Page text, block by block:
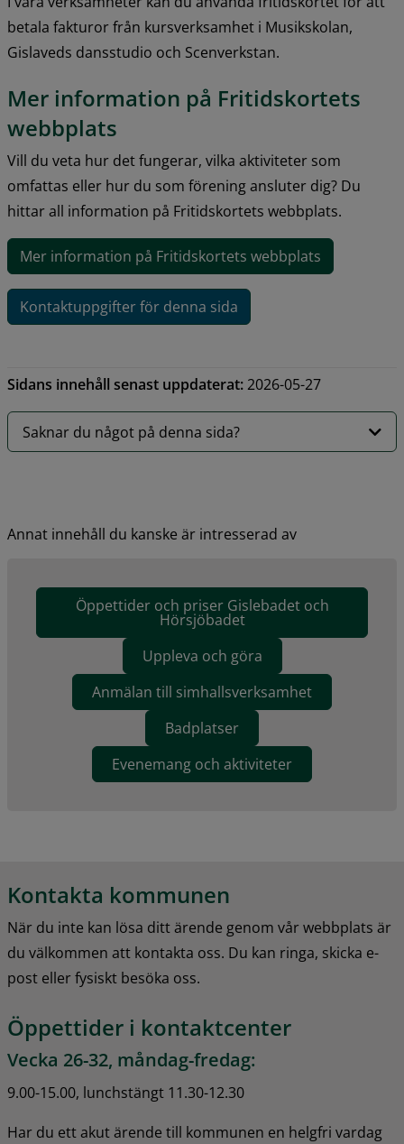
betala fakturor från kursverksamhet i Musikskolan,
Gislaveds dansstudio och Scenverkstan.
Mer information på Fritidskortets
webbplats
Vill du veta hur det fungerar, vilka aktiviteter som
omfattas eller hur du som förening ansluter dig? Du
hittar all information på Fritidskortets webbplats.
Mer information på Fritidskortets webbplats
(länk till annan webbplats)
Kontaktuppgifter för denna sida
Sidans innehåll senast uppdaterat:2026-05-27
Saknar du något på denna sida?
Annat innehåll du kanske är intresserad av
Öppettider och priser Gislebadet och
Hörsjöbadet
Uppleva och göra
Anmälan till simhallsverksamhet
Badplatser
Evenemang och aktiviteter
Kontakta kommunen
När du inte kan lösa ditt ärende genom vår webbplats är
du välkommen att kontakta oss. Du kan ringa, skicka e-
post eller fysiskt besöka oss.
Öppettider i kontaktcenter
Vecka 26-32, måndag-fredag:
9.00-15.00, lunchstängt 11.30-12.30
Har du ett akut ärende till kommunen en helgfri vardag